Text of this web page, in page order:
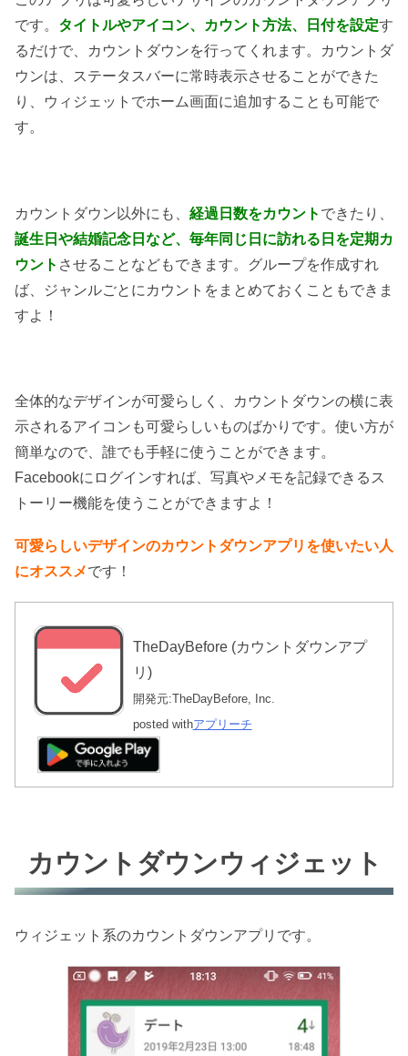
です。 タイトルやアイコン、カウント方法、日付を設定す
るだけで、カウントダウンを行ってくれます。カウントダ
ウンは、ステータスバーに常時表示させることができた
り、ウィジェットでホーム画面に追加することも可能で
す。
カウントダウン以外にも、 経過日数をカウント できたり、
誕生日や結婚記念日など、毎年同じ日に訪れる日を定期カ
ウント させることなどもできます。グループを作成すれ
ば、ジャンルごとにカウントをまとめておくこともできま
すよ！
全体的なデザインが可愛らしく、カウントダウンの横に表
示されるアイコンも可愛らしいものばかりです。使い方が
簡単なので、誰でも手軽に使うことができます。
Facebookにログインすれば、写真やメモを記録できるス
トーリー機能を使うことができますよ！
可愛らしいデザインのカウントダウンアプリを使いたい人
にオススメです！
TheDayBefore (カウントダウンアプ
リ)
開発元:TheDayBefore, Inc.
posted withアプリーチ
カウントダウンウィジェット
ウィジェット系のカウントダウンアプリです。